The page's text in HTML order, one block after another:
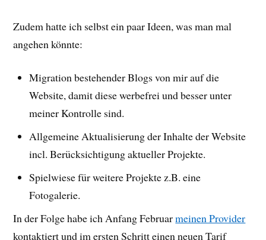
Zudem hatte ich selbst ein paar Ideen, was man mal
angehen könnte:
Migration bestehender Blogs von mir auf die
Website, damit diese werbefrei und besser unter
meiner Kontrolle sind.
Allgemeine Aktualisierung der Inhalte der Website
incl. Berücksichtigung aktueller Projekte.
Spielwiese für weitere Projekte z.B. eine
Fotogalerie.
In der Folge habe ich Anfang Februarmeinen Provider
kontaktiert und im ersten Schritt einen neuen Tarif